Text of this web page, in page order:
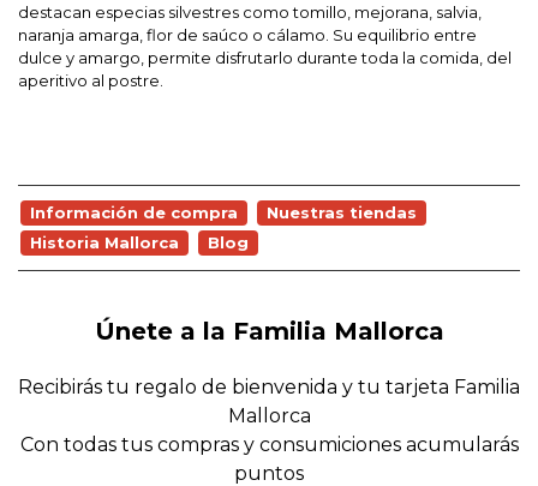
destacan especias silvestres como tomillo, mejorana, salvia,
naranja amarga, flor de saúco o cálamo. Su equilibrio entre
dulce y amargo, permite disfrutarlo durante toda la comida, del
aperitivo al postre.
Información de compra
Nuestras tiendas
Historia Mallorca
Blog
Únete a la Familia Mallorca
Recibirás tu regalo de bienvenida y tu tarjeta Familia
Mallorca
Con todas tus compras y consumiciones acumularás
puntos